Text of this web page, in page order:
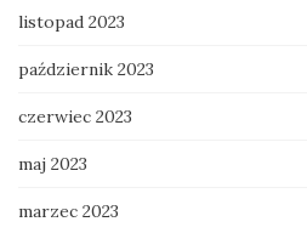
listopad 2023
październik 2023
czerwiec 2023
maj 2023
marzec 2023